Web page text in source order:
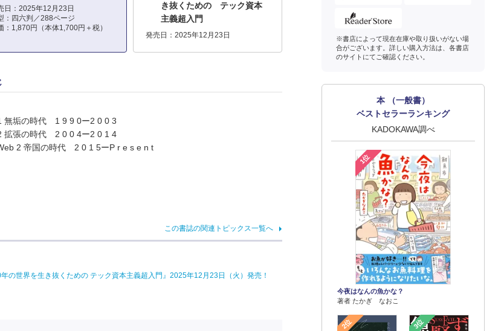
日：2025年12月23日
：四六判／288ページ
：1,870円（本体1,700円＋税）
き抜くための テック資本
主義超入門
発売日：2025年12月23日
無垢の時代 1 9 9 0ー2 0 0 3
拡張の時代 2 0 0 4ー2 0 1 4
2 帝国の時代 2 0 1 5ーP r e s e n t
この書誌の関連トピックス一覧へ
世界を生き抜くための テック資本主義超入門』2025年12月23日（火）発売！
※書店によって現在在庫や取り扱いがない場
合がございます。詳しい購入方法は、各書店
のサイトにてご確認ください。
本 （一般書）
ベストセラーランキング
KADOKAWA調べ
1位
今夜はなんの魚かな？
著者 たかぎ なおこ
2位 3位